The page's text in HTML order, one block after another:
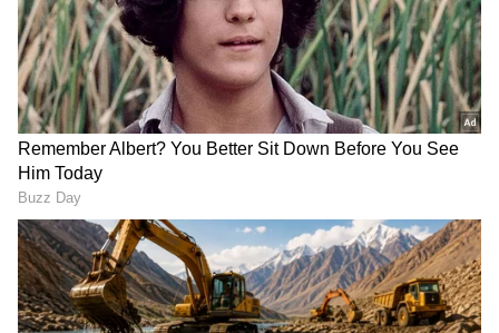
View post on Instagram
ಒಂದು ಹೊತ್ತು ಊಟಕ್ಕೂ ಕಷ್ಟ,
ಈಗ ₹23 ಲಕ್ಷದ ಕಾರು; Instagram
ಆದಾಯ ಬಿಚ್ಚಿಟ್ಟ ಕನ್ನಡ
ಯೂಟ್ಯೂಬರ್ ತಾರೇಶ್-ಸ್ವಾತಿ
Jaswant Singh Khalra true
story: ಸಟ್ಲುಜ್‌- ಕಾಣೆಯಾದವರ